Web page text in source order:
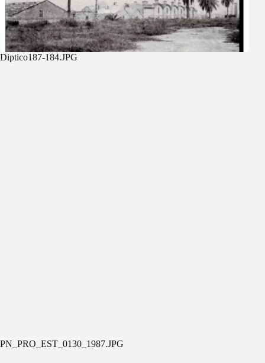
Diptico187-184.JPG
PN_PRO_EST_0130_1987.JPG